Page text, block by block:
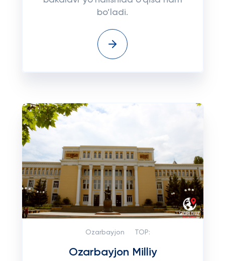
bo’ladi.
Ozarbayjon TOP:
Ozarbayjon Milliy